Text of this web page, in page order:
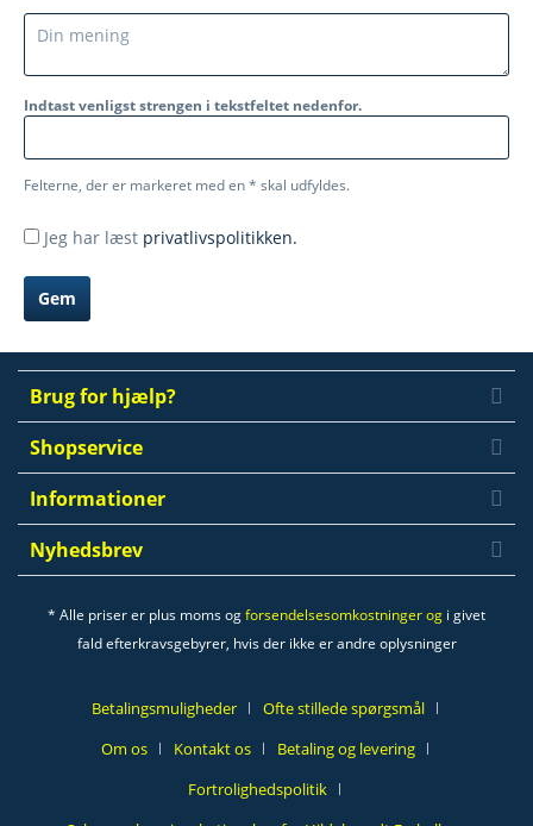
Indtast venligst strengen i tekstfeltet nedenfor.
Felterne, der er markeret med en * skal udfyldes.
Jeg har læst privatlivspolitikken.
Gem
Brug for hjælp?
Shopservice
Informationer
Nyhedsbrev
* Alle priser er plus moms ogforsendelsesomkostninger og i givet
fald efterkravsgebyrer, hvis der ikke er andre oplysninger
Betalingsmuligheder
Ofte stillede spørgsmål
Om os
Kontakt os
Betaling og levering
Fortrolighedspolitik